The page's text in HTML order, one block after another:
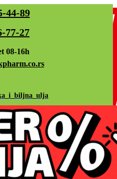
44-89
77-27
08-16h